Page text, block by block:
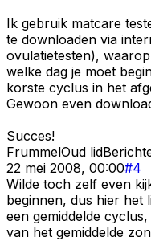
Ik gebruik matcare
te downloaden via
ovulatietesten),
welke dag je moet
korste cyclus in het
Gewoon even
Succes!
FrummelOud lid
22 mei 2008, 00:00#4
Wilde toch zelf even
beginnen, dus hier het
een gemiddelde
van het gemiddelde